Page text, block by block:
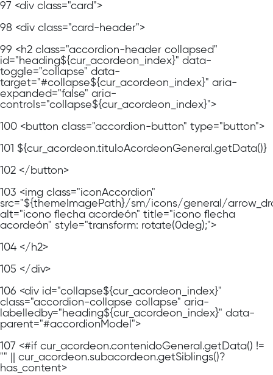
97 <div class="card">
98 <div class="card-header">
99 <h2 class="accordion-header collapsed"
id="heading${cur_acordeon_index}" data-
toggle="collapse" data-
target="#collapse${cur_acordeon_index}" aria-
expanded="false" aria-
controls="collapse${cur_acordeon_index}">
100 <button class="accordion-button" type="button">
101 ${cur_acordeon.tituloAcordeonGeneral.getData()}
102 </button>
103 <img class="iconAccordion"
src="${themeImagePath}/sm/icons/general/
alt="icono flecha acordeón" title="icono flecha
acordeón" style="transform: rotate(0deg);">
104 </h2>
105 </div>
106 <div id="collapse${cur_acordeon_index}"
class="accordion-collapse collapse" aria-
labelledby="heading${cur_acordeon_index}" data-
parent="#accordionModel">
107 <#if cur_acordeon.contenidoGeneral.getData() !=
"" || cur_acordeon.subacordeon.getSiblings()?
has_content>